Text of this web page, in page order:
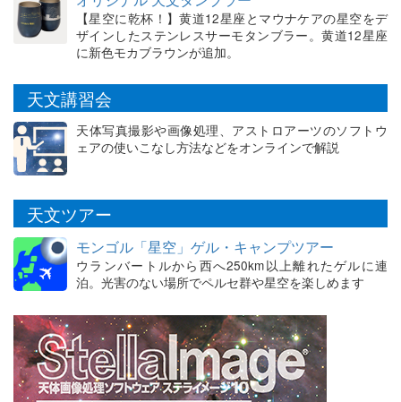
【星空に乾杯！】黄道12星座とマウナケアの星空をデ
ザインしたステンレスサーモタンブラー。黄道12星座
に新色モカブラウンが追加。
天文講習会
天体写真撮影や画像処理、アストロアーツのソフトウ
ェアの使いこなし方法などをオンラインで解説
天文ツアー
モンゴル「星空」ゲル・キャンプツアー
ウランバートルから西へ250km以上離れたゲルに連
泊。光害のない場所でペルセ群や星空を楽しめます